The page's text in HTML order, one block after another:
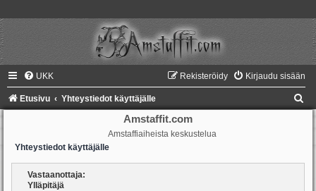
UKK Kirjaudu sisään
Rekisteröidy
Etusivu Yhteystiedot käyttäjälle
Amstaffit.com
Amstaffiaiheista keskustelua
Yhteystiedot käyttäjälle
Vastaanottaja:
Ylläpitäjä